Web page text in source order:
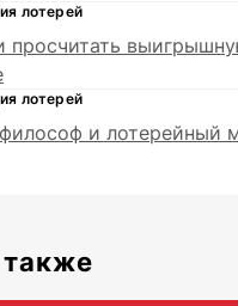
лотерей
просчитать
лотерей
и лотерейный
также